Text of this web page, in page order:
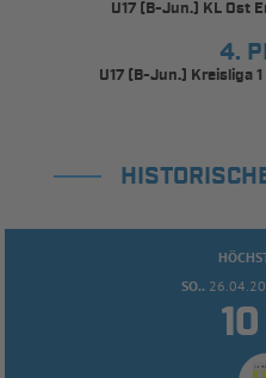
U17 (B-Jun.) KL Ost
4.
U17 (B-Jun.) Kreisliga
SO..
